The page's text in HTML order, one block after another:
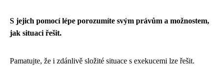
S jejich pomocí lépe porozumíte svým právům a možnostem,
jak situaci řešit.
Pamatujte, že i zdánlivě složité situace s exekucemi lze řešit.